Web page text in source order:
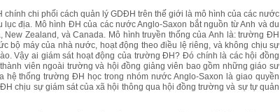
chi phối cách quản lý GDĐH trên thế giới là mô hình của các nước
địa. Mô hình ĐH của các nước Anglo-Saxon bắt nguồn từ Anh và du
New Zealand, và Canada. Mô hình truyền thống của Anh là: trường ĐH
bộ máy của nhà nước, hoạt động theo điều lệ riêng, và không chịu sự
Vậy ai giám sát hoạt động của trường ĐH? Đó chính là các hội đồng
viên ngoài trường và hội đồng giảng viên bao gồm những giáo sư
hệ thống trường ĐH học trong nhóm nước Anglo-Saxon là giao quyền
chịu sự giám sát của xã hội thông qua hội đồng trường và sự tự quản